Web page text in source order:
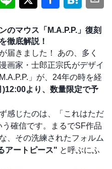
のマウス「M.A.P.P.」復刻
徹底解説！
届きました！ あの、多く
画家・士郎正宗氏がデザイ
」が、24年の時を経
)12:00より、数量限定で予
感じたのは、「これはただ
確信です。まるでSF作品
、その洗練されたフォルム
アートピース" と呼ぶにふ